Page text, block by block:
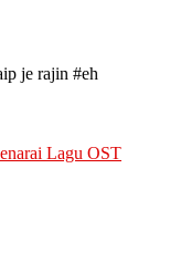
je rajin #eh
Lagu OST